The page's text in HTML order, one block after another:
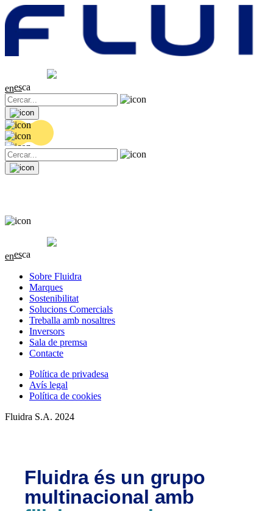
0.04 (+0.2%)
enesca
0.04 (+0.2%)
enesca
Sobre Fluidra
Marques
Sostenibilitat
Solucions Comercials
Treballa amb nosaltres
Inversors
Sala de premsa
Contacte
Política de privadesa
Avís legal
Política de cookies
Fluidra S.A. 2024
Fluidra és un grupo
multinacional amb